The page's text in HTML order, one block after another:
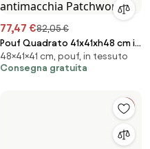
77,47 €82,05 €
Pouf Quadrato 41x41xh48 cm in
Tessuto antimacchia
Patchwork
48×41×41 cm, pouf, in tessuto
Consegna gratuita